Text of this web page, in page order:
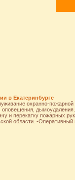
в Екатеринбурге
охранно-пожарной
оповещения,
и перекатку пожарных
области. -Оперативный